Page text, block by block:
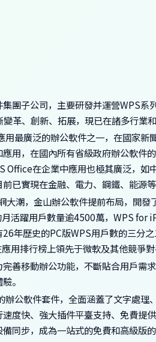
團子公司，主要研發并運營WPS
革、創新、拓展，現已在諸多行業
用最廣泛的辦公軟件之一，在國家
用，在國內所有省級政府辦公軟件
Office在企業中應用也極其廣泛，
已實現在金融、電力、鋼鐵、能源
大潮，金山辦公軟件提前布局，開
活躍用戶數量逾4500萬，WPS for
年歷史的PC版WPS用戶數的三分
用排行榜上領先于微軟及其他競爭對
善移動辦公功能，不斷貼合用戶需
。
辦公軟件套件，全面涵蓋了文字處
度快、強大插件平臺支持、免費提
同步，成為一站式的免費和高級版的